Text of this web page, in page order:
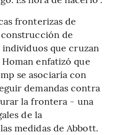
fronterizas de
de
que cruzan
enfatizó que
se asociaría con
demandas contra
la frontera - una
de la
medidas de Abbott.